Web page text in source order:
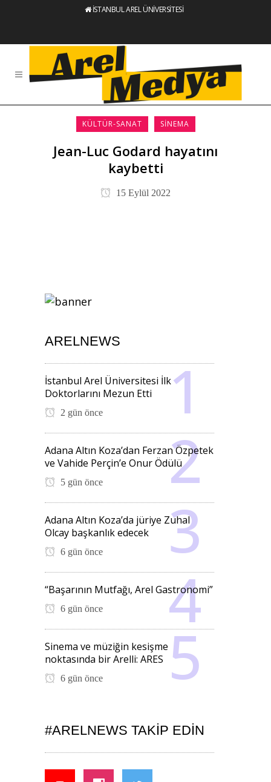
İSTANBUL AREL ÜNİVERSİTESİ
KÜLTÜR-SANAT SINEMA
Jean-Luc Godard hayatını
kaybetti
15 Eylül 2022
ARELNEWS
İstanbul Arel Üniversitesi İlk
Doktorlarını Mezun Etti
2 gün önce
Adana Altın Koza’dan Ferzan Özpetek
ve Vahide Perçin’e Onur Ödülü
5 gün önce
Adana Altın Koza’da jüriye Zuhal
Olcay başkanlık edecek
6 gün önce
“Başarının Mutfağı, Arel Gastronomi”
6 gün önce
Sinema ve müziğin kesişme
noktasında bir Arelli: ARES
6 gün önce
#ARELNEWS TAKIP EDIN